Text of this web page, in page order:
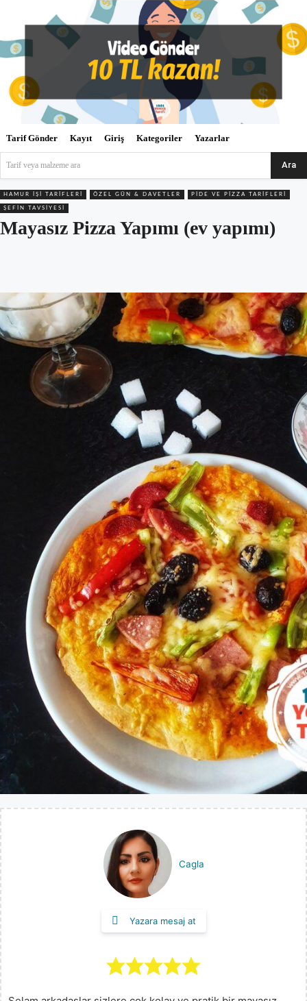
Tarif Gönder Kayıt Giriş Kategoriler Yazarlar
Tarif veya malzeme ara Ara
HAMUR İŞI TARIFLERI ÖZEL GÜN & DAVETLER PIDE VE PIZZA TARIFLERI
ŞEFIN TAVSIYESI
Mayasız Pizza Yapımı (ev yapımı)
Cagla
Yazara mesaj at